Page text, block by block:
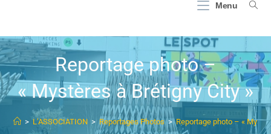
Menu
Reportage photo –
« Mystères à Brétigny City »
> L’ASSOCIATION > Reportages Photos > Reportage photo – «